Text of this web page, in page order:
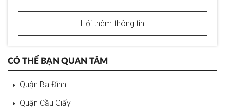
Hỏi thêm thông tin
CÓ THỂ BẠN QUAN TÂM
Quận Ba Đình
Quận Cầu Giấy